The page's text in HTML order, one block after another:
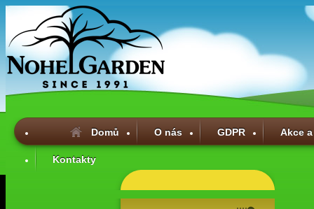
Domů O nás GDPR Akce
Kontakty